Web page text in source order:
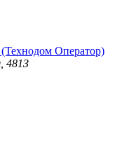
Оператор)
481З